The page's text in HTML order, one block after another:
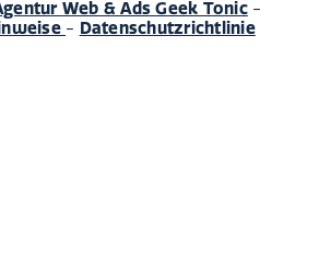
Web & Ads Geek Tonic-
- Datenschutzrichtlinie